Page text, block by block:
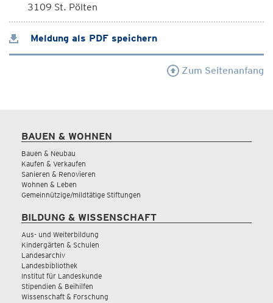
3109 St. Pölten
Meldung als PDF speichern
Zum Seitenanfang
BAUEN & WOHNEN
Bauen & Neubau
Kaufen & Verkaufen
Sanieren & Renovieren
Wohnen & Leben
Gemeinnützige/mildtätige Stiftungen
BILDUNG & WISSENSCHAFT
Aus- und Weiterbildung
Kindergärten & Schulen
Landesarchiv
Landesbibliothek
Institut für Landeskunde
Stipendien & Beihilfen
Wissenschaft & Forschung